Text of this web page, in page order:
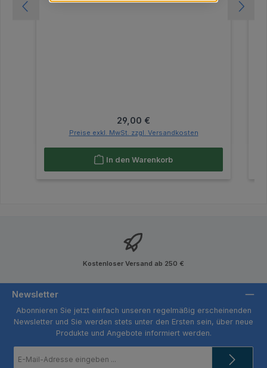
Regulärer Preis:
29,00 €
Preise exkl. MwSt. zzgl. Versandkosten
In den Warenkorb
Kostenloser Versand ab 250 €
Newsletter
Abonnieren Sie jetzt einfach unseren regelmäßig erscheinenden
Newsletter und Sie werden stets unter den Ersten sein, über neue
Produkte und Angebote informiert werden.
Mail-